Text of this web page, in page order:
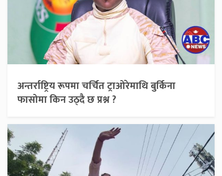
अन्तर्राष्ट्रिय रूपमा चर्चित ट्राओरेमाथि बुर्किना
फासोमा किन उठ्दै छ प्रश्न ?